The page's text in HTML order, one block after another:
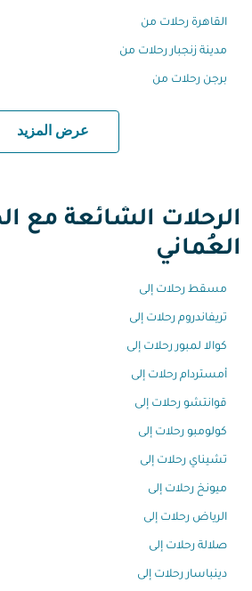
القاهرة رحلات من
مدينة زنجبار رحلات من
برجن رحلات من
عرض المزيد
الرحلات الشائعة مع
العُماني
مسقط رحلات إلى
تريفاندروم رحلات إلى
كوالا لمبور رحلات إلى
أمستردام رحلات إلى
قوانتشو رحلات إلى
كولومبو رحلات إلى
تشيناي رحلات إلى
ميونخ رحلات إلى
الرياض رحلات إلى
صلالة رحلات إلى
دينباسار رحلات إلى